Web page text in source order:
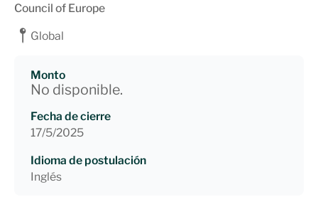
Council of Europe
Global
Monto
No disponible.
Fecha de cierre
17/5/2025
Idioma de postulación
Inglés